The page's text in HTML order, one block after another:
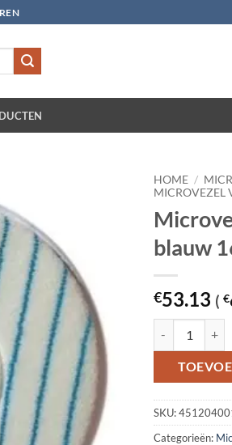
HOME /
MICROVEZEL
blauw
€53.13 ( €
SKU:
Categorieën: